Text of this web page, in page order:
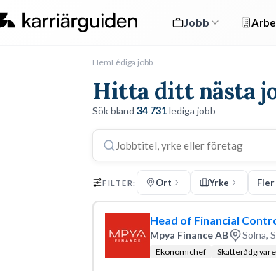
Jobb
HemLediga jobb
Hitta ditt nästa
Sök bland 34 731lediga jobb
FILTER: Ort Yrke
Head of Financial
Mpya Finance AB Solna,
Ekonomichef Skatterådgivare